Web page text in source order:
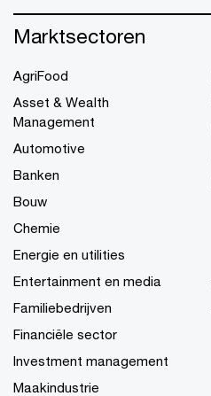
Marktsectoren
AgriFood
Asset & Wealth
Management
Automotive
Banken
Bouw
Chemie
Energie en utilities
Entertainment en media
Familiebedrijven
Financiële sector
Investment management
Maakindustrie